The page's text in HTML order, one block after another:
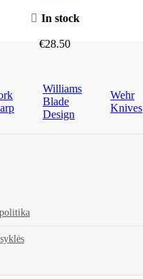
In stock
€28.50
Williams
Blade
Design
Wehr
Knives